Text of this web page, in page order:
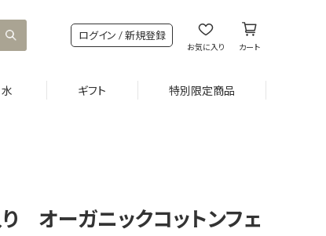
ログイン / 新規登録
お気に入り カート
水 ギフト 特別限定商品
オーガニックコットンフェ